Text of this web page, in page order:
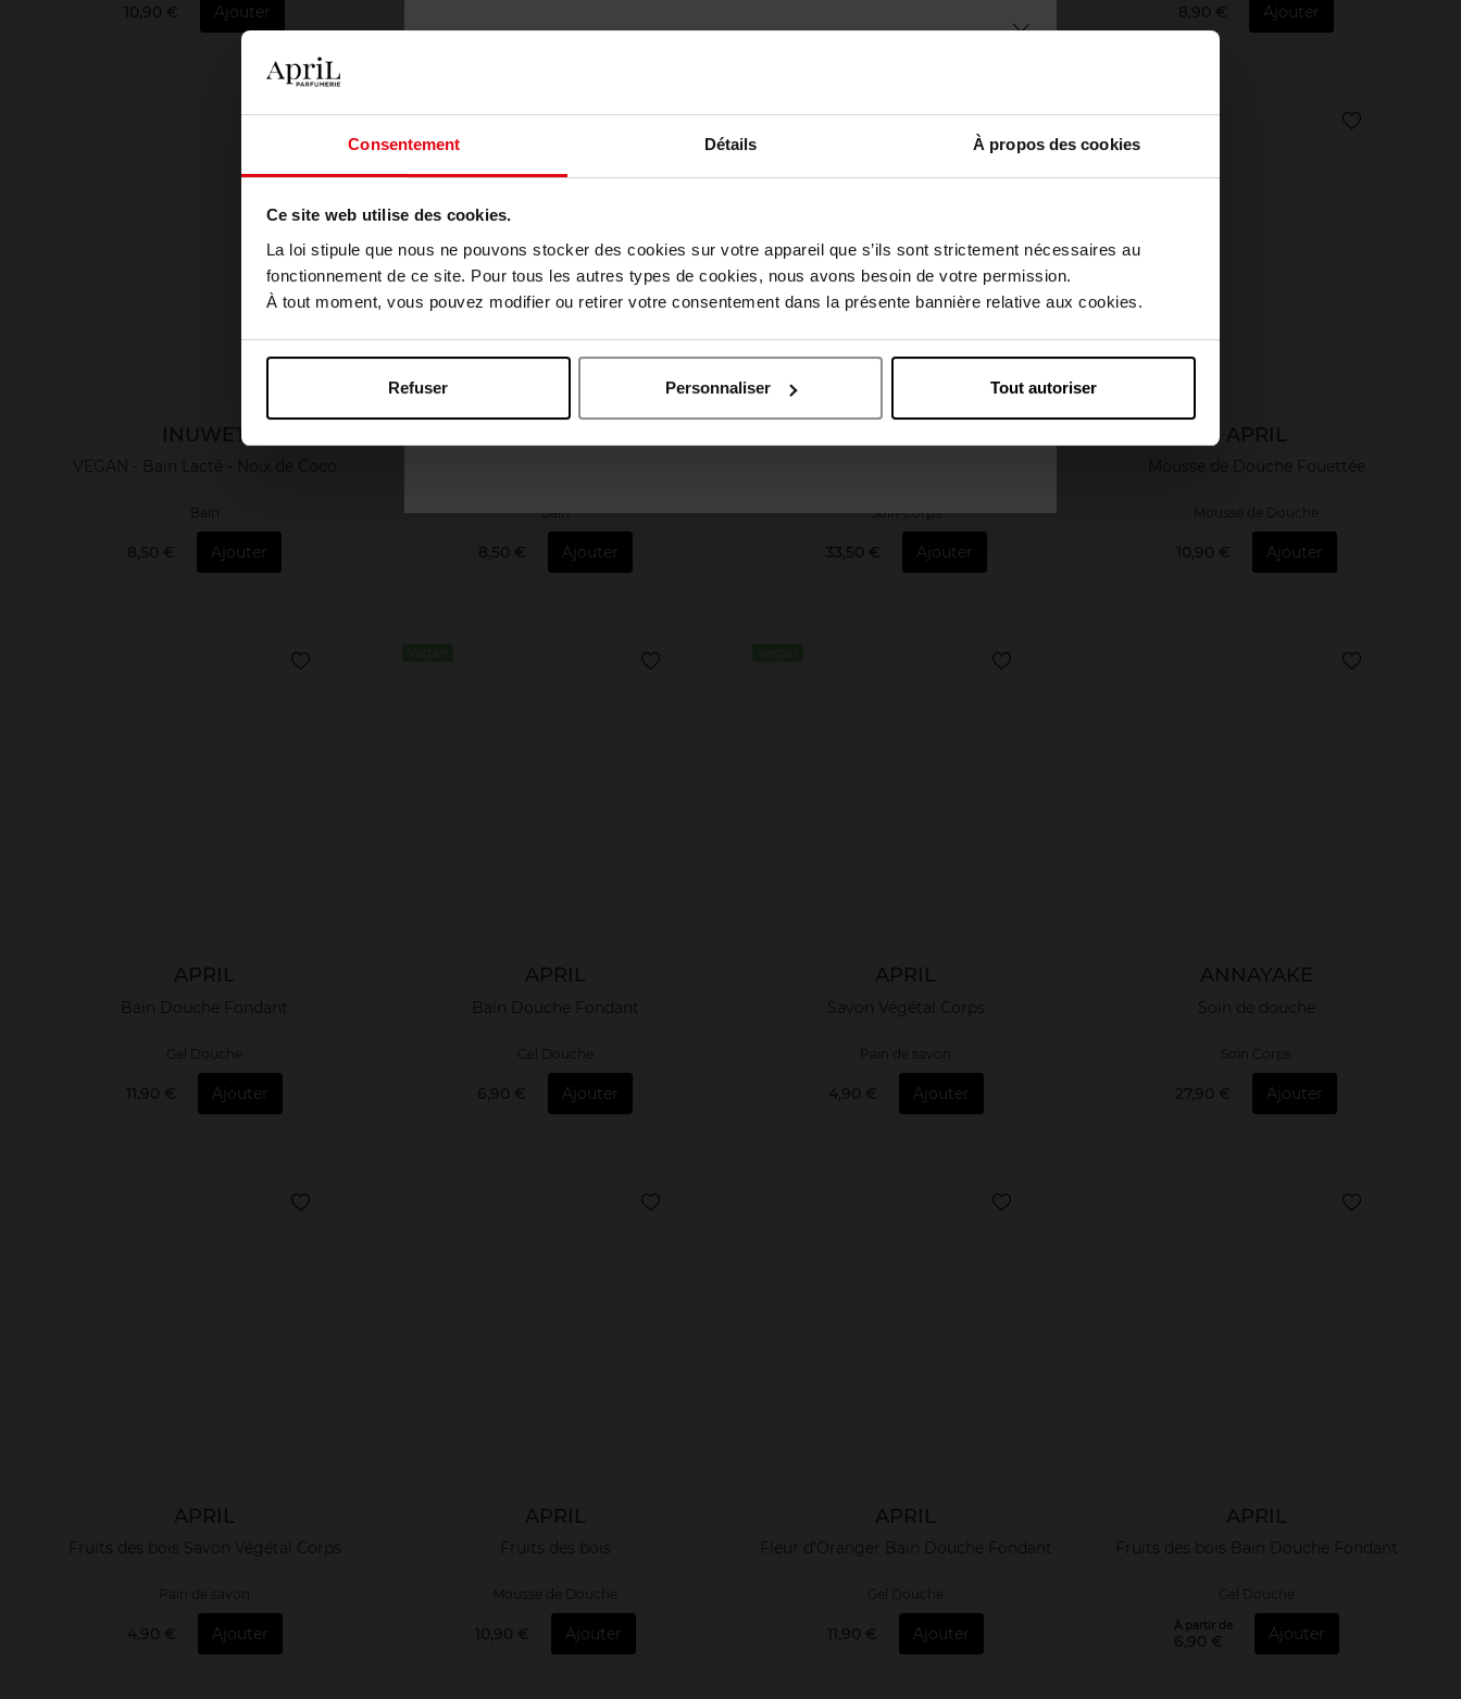
Consentement Détails À propos des cookies
Ce site web utilise des cookies.
La loi stipule que nous ne pouvons stocker des cookies sur votre appareil que s’ils sont strictement nécessaires au
fonctionnement de ce site. Pour tous les autres types de cookies, nous avons besoin de votre permission.
À tout moment, vous pouvez modifier ou retirer votre consentement dans la présente bannière relative aux cookies.
Refuser Personnaliser Tout autoriser
10,90 € Ajouter 8,90 € Ajouter
INUWET
Bain
8,50 € Ajouter
Bain
8,50 € Ajouter
Soin Corps
33,50 € Ajouter
APRIL
Mousse de Douche Fouettée
Mousse de Douche
10,90 € Ajouter
APRIL
Bain Douche Fondant
11,90 € Ajouter
APRIL
Bain Douche Fondant
6,90 € Ajouter
APRIL
Savon Végétal Corps
Pain de savon
4,90 € Ajouter
ANNAYAKE
Soin de douche
27,90 € Ajouter
APRIL
Fruits des bois Savon Végétal Corps
Pain de savon
4,90 € Ajouter
APRIL
Fruits des bois
Mousse de Douche
10,90 € Ajouter
APRIL
Fleur d'Oranger Bain Douche Fondant
11,90 € Ajouter
APRIL
Fruits des bois Bain Douche Fondant
À partir de
6,90 € Ajouter
Choisissez votre pays